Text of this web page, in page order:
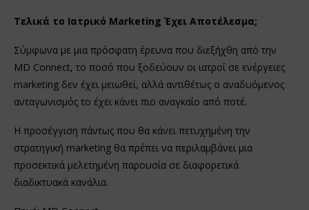
Τελικά το Ιατρικό Marketing Έχει Αποτέλεσμα;
Σύμφωνα με μια πρόσφατη έρευνα που διεξήχθη από την
MD Connect, το ποσό που ξοδεύουν οι ιατροί σε ενέργειες
marketing δεν έχει μειωθεί, αλλά αντιθέτως ο αναδυόμενος
ανταγωνισμός το έχει κάνει πιο αναγκαίο από ποτέ.
Η προσέγγιση πάντως που θα κάνει πετυχημένη την
στρατηγική marketing θα πρέπει να περιλαμβάνει μια
προσεκτικά μελετημένη παρουσία σε διαφορετικά
διαδικτυακά κανάλια.